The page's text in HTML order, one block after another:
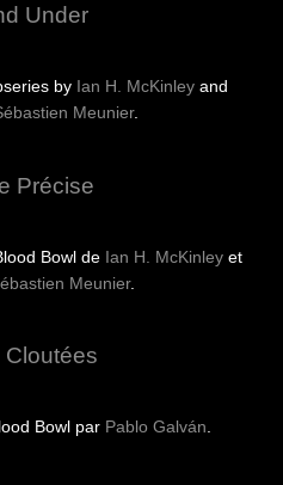
Under
by Ian H. McKinleyand
Meunier.
Précise
Bowl de Ian H. McKinleyet
Meunier.
Cloutées
Bowl par Pablo Galván.